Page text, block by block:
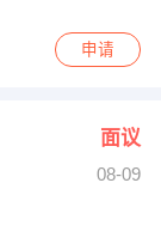
申请
面议
08-09